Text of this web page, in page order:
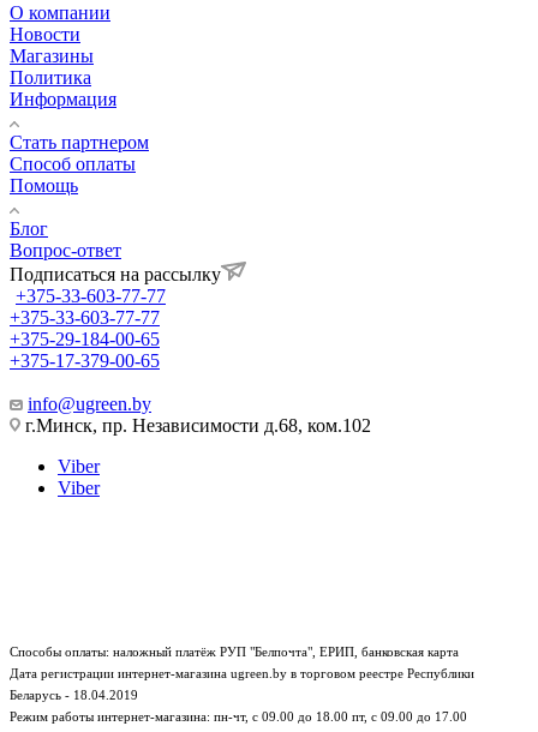
О компании
Новости
Магазины
Политика
Информация
Стать партнером
Способ оплаты
Помощь
Блог
Вопрос-ответ
Подписаться на рассылку
+375-33-603-77-77
+375-33-603-77-77
+375-29-184-00-65
+375-17-379-00-65
info@ugreen.by
г.Минск, пр. Независимости д.68, ком.102
Viber
Viber
Способы оплаты: наложный платёж РУП "Белпочта", ЕРИП, банковская карта
Дата регистрации интернет-магазина ugreen.by в торговом реестре Республики
Беларусь - 18.04.2019
Режим работы интернет-магазина: пн-чт, с 09.00 до 18.00 пт, с 09.00 до 17.00